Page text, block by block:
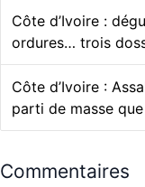
Côte d’Ivoire :
ordures… trois
Côte d’Ivoire :
parti de masse
Commentaires